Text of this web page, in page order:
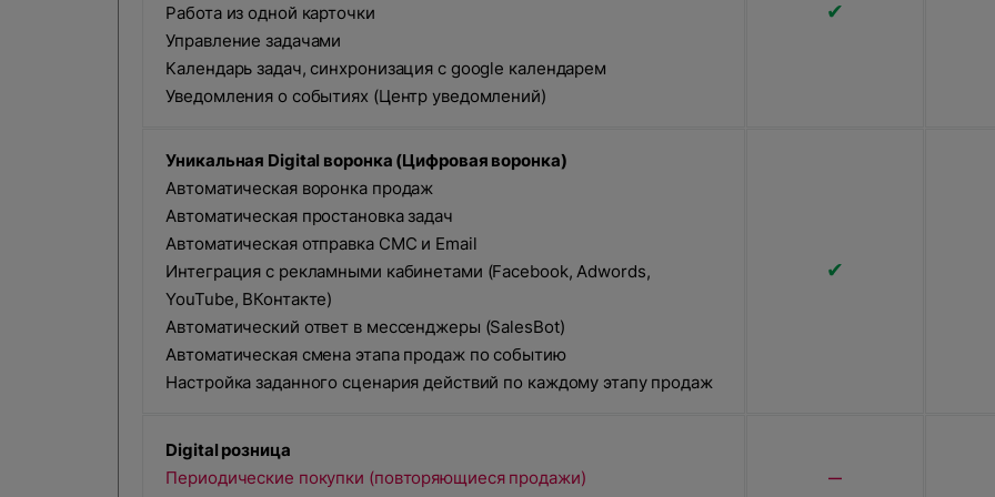
Работа из одной карточки
Управление задачами
Календарь задач, синхронизация с google календарем
Уведомления о событиях (Центр уведомлений)
✔
Уникальная Digital воронка (Цифровая воронка)
Автоматическая воронка продаж
Автоматическая простановка задач
Автоматическая отправка СМС и Email
Интеграция с рекламными кабинетами (Facebook, Adwords,
YouTube, ВКонтакте)
Автоматический ответ в мессенджеры (SalesBot)
Автоматическая смена этапа продаж по событию
Настройка заданного сценария действий по каждому этапу продаж
✔
Digital розница
Периодические покупки (повторяющиеся продажи)
—